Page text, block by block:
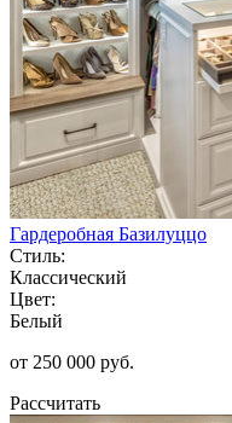
Гардеробная Базилуццо
Стиль:
Классический
Цвет:
Белый
от 250 000 руб.
Рассчитать